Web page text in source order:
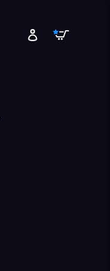
Einloggen